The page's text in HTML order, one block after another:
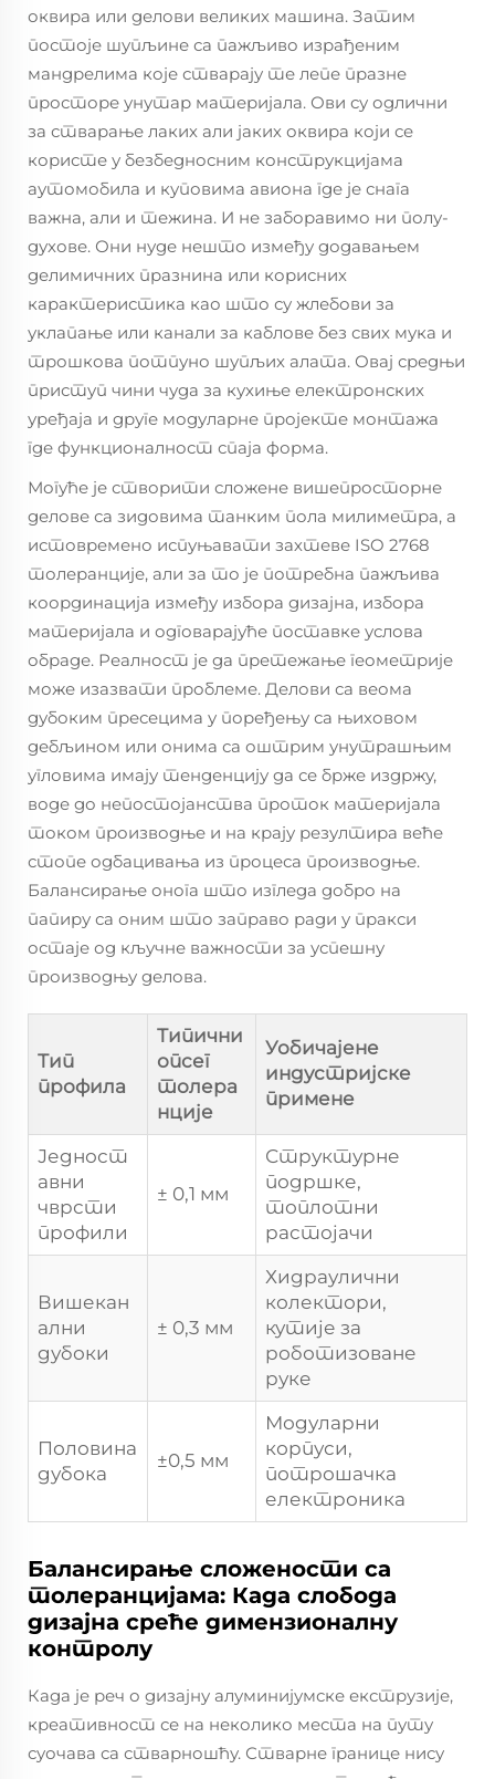
оквира или делови великих машина. Затим
постоје шупљине са пажљиво израђеним
мандрелима које стварају те лепе празне
просторе унутар материјала. Ови су одлични
за стварање лаких али јаких оквира који се
користе у безбедносним конструкцијама
аутомобила и куповима авиона где је снага
важна, али и тежина. И не заборавимо ни полу-
духове. Они нуде нешто између додавањем
делимичних празнина или корисних
карактеристика као што су жлебови за
уклапање или канали за каблове без свих мука и
трошкова потпуно шупљих алата. Овај средњи
приступ чини чуда за кухиње електронских
уређаја и друге модуларне пројекте монтажа
где функционалност спаја форма.
Могуће је створити сложене вишепросторне
делове са зидовима танким пола милиметра, а
истовремено испуњавати захтеве ISO 2768
толеранције, али за то је потребна пажљива
координација између избора дизајна, избора
материјала и одговарајуће поставке услова
обраде. Реалност је да претежање геометрије
може изазвати проблеме. Делови са веома
дубоким пресецима у поређењу са њиховом
дебљином или онима са оштрим унутрашњим
угловима имају тенденцију да се брже издржу,
воде до непостојанства проток материјала
током производње и на крају резултира веће
стопе одбацивања из процеса производње.
Балансирање онога што изгледа добро на
папиру са оним што заправо ради у пракси
остаје од кључне важности за успешну
производњу делова.
Тип
профила
Типични
опсег
толера
нције
Уобичајене
индустријске
примене
Једност
авни
чврсти
профили
± 0,1 мм
Структурне
подршке,
топлотни
растојачи
Вишекан
ални
дубоки
± 0,3 мм
Хидраулични
колектори,
кутије за
роботизоване
руке
Половина
дубока
±0,5 мм
Модуларни
корпуси,
потрошачка
електроника
Балансирање сложености са
толеранцијама: Када слобода
дизајна среће димензионалну
контролу
Када је реч о дизајну алуминијумске екструзије,
креативност се на неколико места на путу
суочава са стварношћу. Стварне границе нису